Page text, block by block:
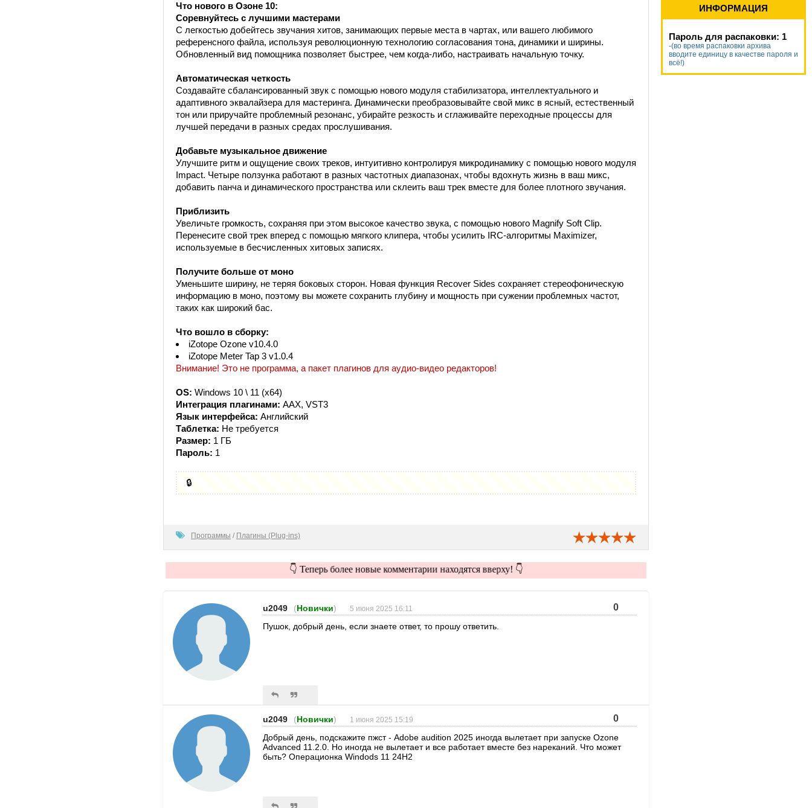
Что нового в Озоне 10:
Соревнуйтесь с лучшими мастерами
С легкостью добейтесь звучания хитов, занимающих первые места в чартах, или вашего любимого
референсного файла, используя революционную технологию согласования тона, динамики и ширины.
Обновленный вид помощника позволяет быстрее, чем когда-либо, настраивать начальную точку.
Автоматическая четкость
Создавайте сбалансированный звук с помощью нового модуля стабилизатора, интеллектуального и
адаптивного эквалайзера для мастеринга. Динамически преобразовывайте свой микс в ясный, естественный
тон или приручайте проблемный резонанс, убирайте резкость и сглаживайте переходные процессы для
лучшей передачи в разных средах прослушивания.
Добавьте музыкальное движение
Улучшите ритм и ощущение своих треков, интуитивно контролируя микродинамику с помощью нового модуля
Impact. Четыре ползунка работают в разных частотных диапазонах, чтобы вдохнуть жизнь в ваш микс,
добавить панча и динамического пространства или склеить ваш трек вместе для более плотного звучания.
Приблизить
Увеличьте громкость, сохраняя при этом высокое качество звука, с помощью нового Magnify Soft Clip.
Перенесите свой трек вперед с помощью мягкого клипера, чтобы усилить IRC-алгоритмы Maximizer,
используемые в бесчисленных хитовых записях.
Получите больше от моно
Уменьшите ширину, не теряя боковых сторон. Новая функция Recover Sides сохраняет стереофоническую
информацию в моно, поэтому вы можете сохранить глубину и мощность при сужении проблемных частот,
таких как широкий бас.
Что вошло в сборку:
iZotope Ozone v10.4.0
iZotope Meter Tap 3 v1.0.4
Внимание! Это не программа, а пакет плагинов для аудио-видео редакторов!
OS: Windows 10 \ 11 (x64)
Интеграция плагинами: AAX, VST3
Язык интерфейса: Английский
Таблетка: Не требуется
Размер: 1 ГБ
Пароль: 1
🔒
Программы / Плагины (Plug-ins)
👇 Теперь более новые комментарии находятся вверху! 👇
u2049 (Новички) 5 июня 2025 16:11 0
Пушок, добрый день, если знаете ответ, то прошу ответить.
u2049 (Новички) 1 июня 2025 15:19 0
Добрый день, подскажите пжст - Adobe audition 2025 иногда вылетает при запуске Ozone
Advanced 11.2.0. Но иногда не вылетает и все работает вместе без нареканий. Что может
быть? Операционка Windods 11 24H2
ИНФОРМАЦИЯ
Пароль для распаковки: 1
-(во время распаковки архива
вводите единицу в качестве пароля и
всё!)